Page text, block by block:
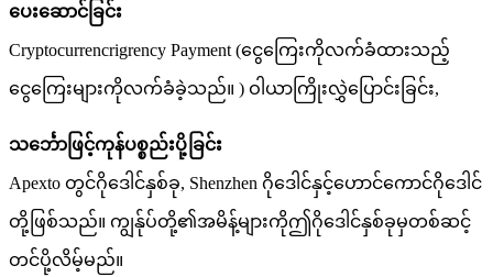
ပေးဆောင်ခြင်း
Cryptocurrencrigrency Payment (ငွေကြေးကိုလက်ခံထားသည့်
ငွေကြေးများကိုလက်ခံခဲ့သည်။ ) ဝါယာကြိုးလွှဲပြောင်းခြင်း,
သင်္ဘောဖြင့်ကုန်ပစ္စည်းပို့ခြင်း
Apexto တွင်ဂိုဒေါင်နှစ်ခု, Shenzhen ဂိုဒေါင်နှင့်ဟောင်ကောင်ဂိုဒေါင်
တို့ဖြစ်သည်။ ကျွန်ုပ်တို့၏အမိန့်များကိုဤဂိုဒေါင်နှစ်ခုမှတစ်ဆင့်
တင်ပို့လိမ့်မည်။